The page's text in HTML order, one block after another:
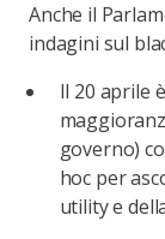
Anche il
indagini sul
Il 20 aprile
governo)
hoc per
utility e